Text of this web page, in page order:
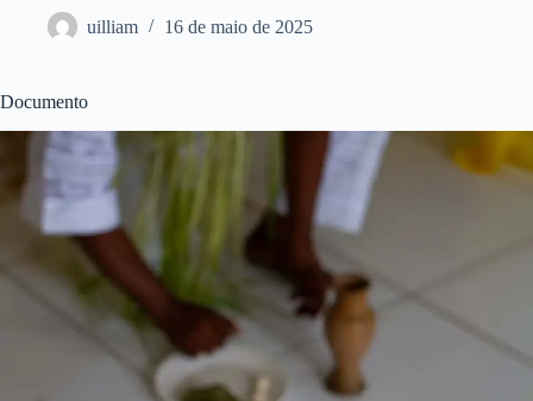
uilliam 16 de maio de 2025
Documento